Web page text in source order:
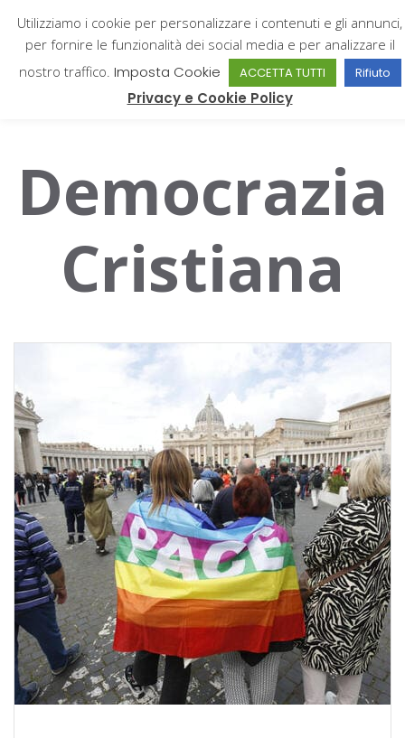
Giampiero Catone
Democrazia
Cristiana
Utilizziamo i cookie per personalizzare i contenuti e gli annunci,
per fornire le funzionalità dei social media e per analizzare il
nostro traffico. Imposta Cookie ACCETTA TUTTI Rifiuto
Privacy e Cookie Policy